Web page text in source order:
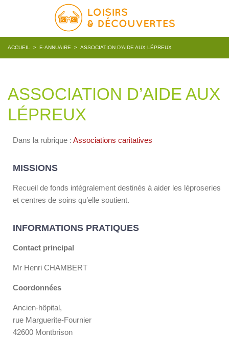
ACCUEIL > E-ANNUAIRE > ASSOCIATION D’AIDE AUX LÉPREUX
ASSOCIATION D’AIDE AUX
LÉPREUX
Dans la rubrique : Associations caritatives
MISSIONS
Recueil de fonds intégralement destinés à aider les léproseries
et centres de soins qu’elle soutient.
INFORMATIONS PRATIQUES
Contact principal
Mr Henri CHAMBERT
Coordonnées
Ancien-hôpital,
rue Marguerite-Fournier
42600 Montbrison